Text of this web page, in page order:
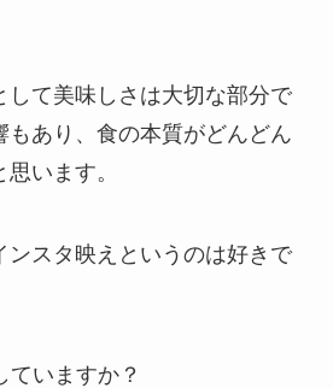
て美味しさは大切な部分で
もあり、食の本質がどんどん
います。
ンスタ映えというのは好きで
いますか？